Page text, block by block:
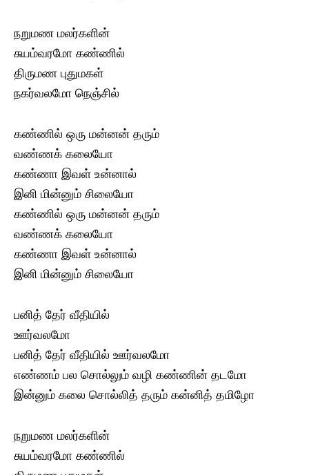
நறுமண மலர்களின்
சுயம்வரமோ கண்ணில்
திருமண புதுமகள்
நகர்வலமோ நெஞ்சில்
கண்ணில் ஒரு மன்னன் தரும்
வண்ணக் கலையோ
கண்ணா இவள் உன்னால்
இனி மின்னும் சிலையோ
கண்ணில் ஒரு மன்னன் தரும்
வண்ணக் கலையோ
கண்ணா இவள் உன்னால்
இனி மின்னும் சிலையோ
பனித் தேர் வீதியில்
ஊர்வலமோ
பனித் தேர் வீதியில் ஊர்வலமோ
எண்ணம் பல சொல்லும் வழி கண்ணின் தடமோ
இன்னும் கலை சொல்லித் தரும் கன்னித் தமிழோ
நறுமண மலர்களின்
சுயம்வரமோ கண்ணில்